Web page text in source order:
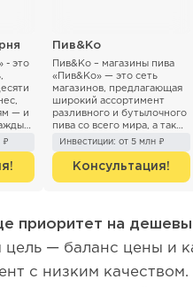
- это
— и
300
₽
Пив&Ко
Пив&Ко – магазины пива
«Пив&Ко» — это сеть
магазинов, предлагающая
широкий ассортимент
разливного и бутылочного
пива со всего мира, а также
фирменные продукты на
каж...
Инвестиции: от 5 млн ₽
Консультация!
приоритет на
цель — баланс цены и
с низким